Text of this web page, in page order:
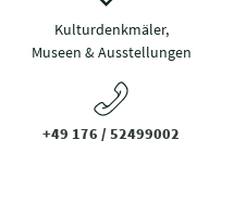
Kulturdenkmäler,
Museen & Ausstellungen
+49 176 / 52499002